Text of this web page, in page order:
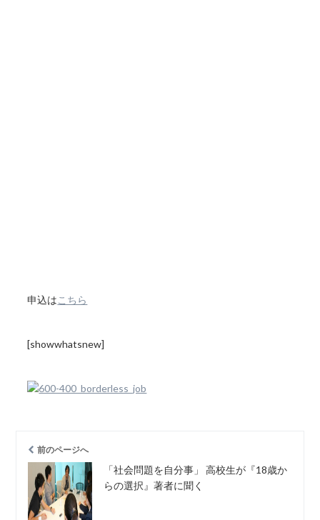
申込はこちら
[showwhatsnew]
前のページへ
「社会問題を自分事」 高校生が『18歳か
らの選択』著者に聞く